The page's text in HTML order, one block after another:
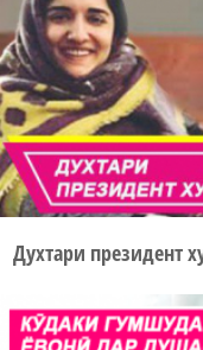
Духтари президент